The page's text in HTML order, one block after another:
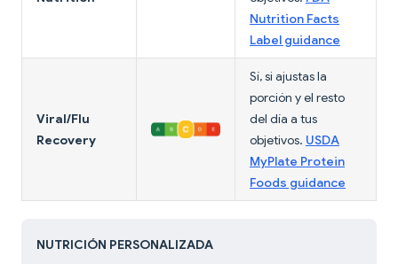
Nutrition Facts
Label guidance
Viral/Flu
Recovery
Sí, si ajustas la
porción y el resto
del día a tus
objetivos. USDA
MyPlate Protein
Foods guidance
NUTRICIÓN PERSONALIZADA